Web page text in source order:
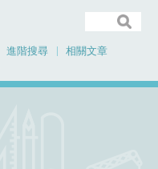
進階搜尋
相關文章